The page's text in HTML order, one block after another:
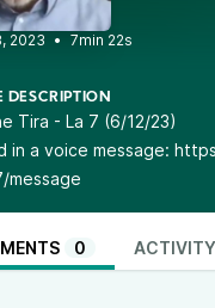
• 7min 22s
DESCRIPTION
Tira - La 7 (6/12/23)
in a voice message:
message
0 ACTIVITY